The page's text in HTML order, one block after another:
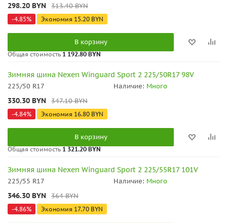
298.20 BYN 313.40BYN
-4.85% Экономия 15.20 BYN
В корзину
Общая стоимость1 192.80 BYN
Зимняя шина Nexen Winguard Sport 2 225/50R17 98V
225/50 R17 Наличие: Много
330.30 BYN 347.10BYN
-4.84% Экономия 16.80 BYN
В корзину
Общая стоимость1 321.20 BYN
Зимняя шина Nexen Winguard Sport 2 225/55R17 101V
225/55 R17 Наличие: Много
346.30 BYN 364BYN
-4.86% Экономия 17.70 BYN